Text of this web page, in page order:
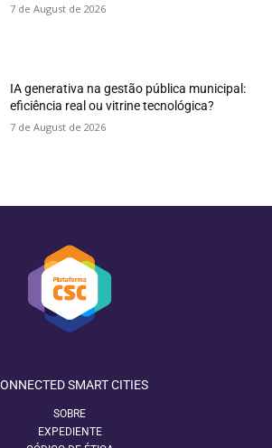
7 de August de 2026
IA generativa na gestão pública municipal:
eficiência real ou vitrine tecnológica?
7 de August de 2026
SMART CITIES
SOBRE
EXPEDIENTE